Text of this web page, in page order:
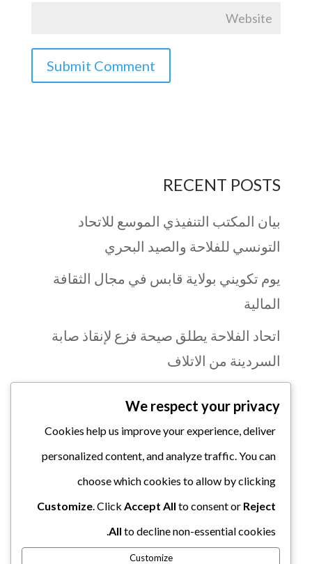
RECENT POSTS
بيان المكتب التنفيذي الموسع للاتحاد
التونسي للفلاحة والصيد البحري
يوم تكويني بولاية قابس في مجال الثقافة
المالية
اتحاد الفلاحة يطلق صيحة فزع لإنقاذ صابة
السردينة من الاتلاف
اليات النفاذ إلى التمويل لفائدة الفلاحين
البرنامج التكويني السنوي للاتحاد الجهوي
للفلاحة والصيد البحري بمنوبة
الجامعة الوطنية تدعو إلى تشديد الرقابة
على العسل المورد وحماية المنتوج المحلي
We respect your privacy
Cookies help us improve your experience, deliver
personalized content, and analyze traffic. You can
choose which cookies to allow by clicking
Customize . Click Accept All to consent or Reject
All to decline non-essential cookies.
Customize